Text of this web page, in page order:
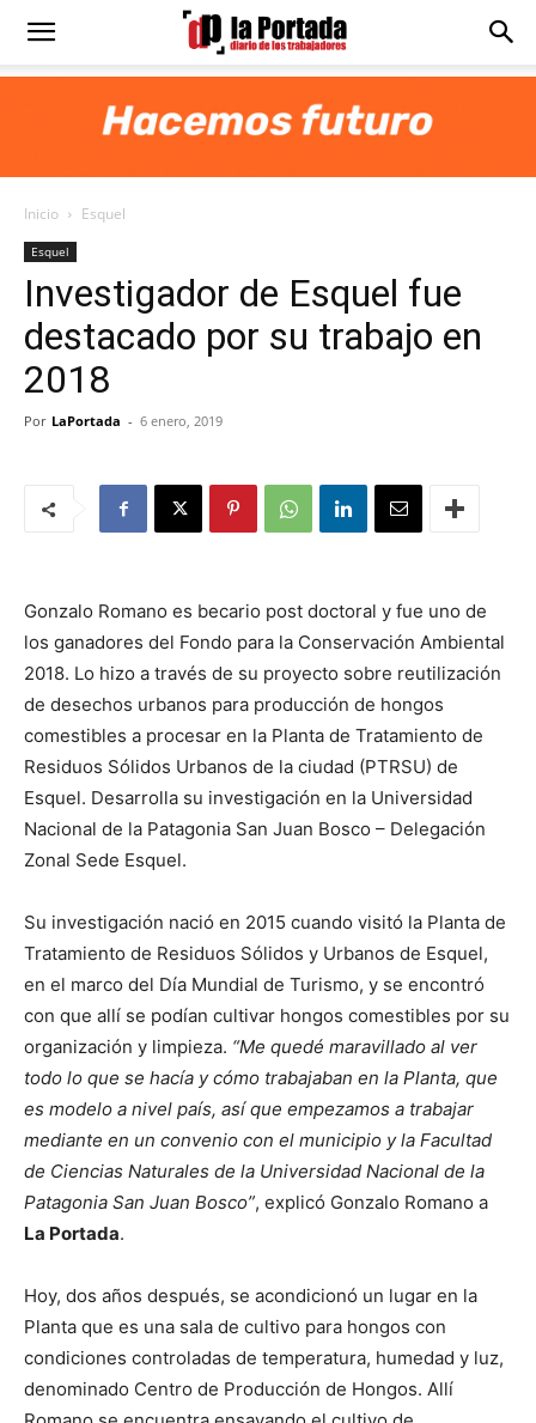
Diario
Portada
Inicio Esquel
Esquel
Investigador de Esquel fue
destacado por su trabajo en
2018
Por LaPortada - 6 enero, 2019
Gonzalo Romano es becario post doctoral y fue uno de
los ganadores del Fondo para la Conservación Ambiental
2018. Lo hizo a través de su proyecto sobre reutilización
de desechos urbanos para producción de hongos
comestibles a procesar en la Planta de Tratamiento de
Residuos Sólidos Urbanos de la ciudad (PTRSU) de
Esquel. Desarrolla su investigación en la Universidad
Nacional de la Patagonia San Juan Bosco – Delegación
Zonal Sede Esquel.
Su investigación nació en 2015 cuando visitó la Planta de
Tratamiento de Residuos Sólidos y Urbanos de Esquel,
en el marco del Día Mundial de Turismo, y se encontró
con que allí se podían cultivar hongos comestibles por su
organización y limpieza. “Me quedé maravillado al ver
todo lo que se hacía y cómo trabajaban en la Planta, que
es modelo a nivel país, así que empezamos a trabajar
mediante en un convenio con el municipio y la Facultad
de Ciencias Naturales de la Universidad Nacional de la
Patagonia San Juan Bosco”, explicó Gonzalo Romano a
La Portada.
Hoy, dos años después, se acondicionó un lugar en la
Planta que es una sala de cultivo para hongos con
condiciones controladas de temperatura, humedad y luz,
denominado Centro de Producción de Hongos. Allí